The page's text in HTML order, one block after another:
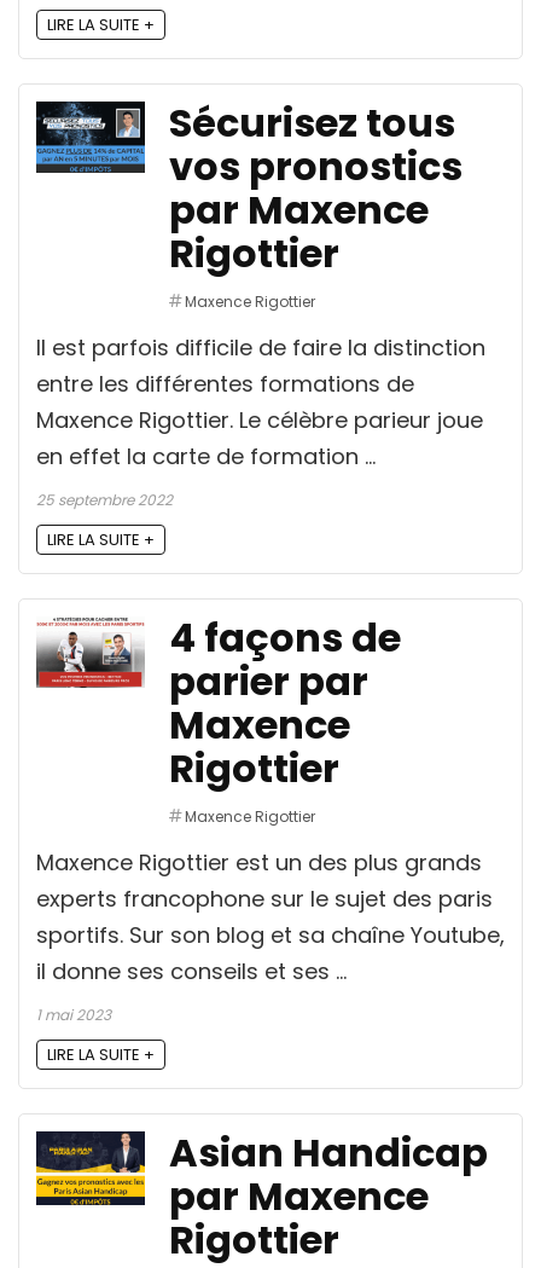
LIRE LA SUITE +
Sécurisez tous
vos pronostics
par Maxence
Rigottier
Maxence Rigottier
Il est parfois difficile de faire la distinction
entre les différentes formations de
Maxence Rigottier. Le célèbre parieur joue
en effet la carte de formation ...
25 septembre 2022
LIRE LA SUITE +
4 façons de
parier par
Maxence
Rigottier
Maxence Rigottier
Maxence Rigottier est un des plus grands
experts francophone sur le sujet des paris
sportifs. Sur son blog et sa chaîne Youtube,
il donne ses conseils et ses ...
1 mai 2023
LIRE LA SUITE +
Asian Handicap
par Maxence
Rigottier